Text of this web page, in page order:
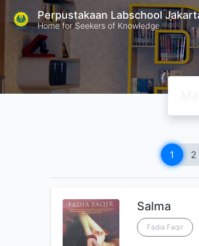
Perpustakaan Labschool
Home for Seekers of Knowledge
1 2
Salma
Fadia Faqir